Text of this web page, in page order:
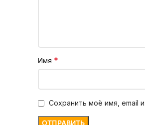
Имя *
Сохранить моё имя, email